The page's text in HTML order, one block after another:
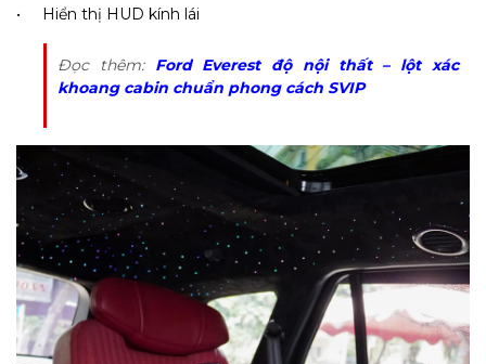
• Hiển thị HUD kính lái
Đọc thêm: Ford Everest độ nội thất – lột xác
khoang cabin chuẩn phong cách SVIP